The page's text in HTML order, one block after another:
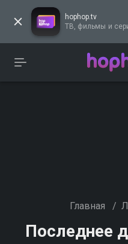
hophop.tv
ТВ, фильмы и
Главная /
Последнее